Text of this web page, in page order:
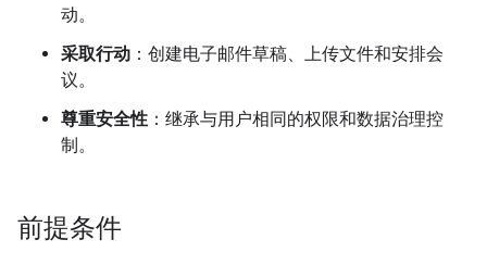
动。
采取行动 ：创建电子邮件草稿、上传文件和安排会
议。
尊重安全性 ：继承与用户相同的权限和数据治理控
制。
前提条件